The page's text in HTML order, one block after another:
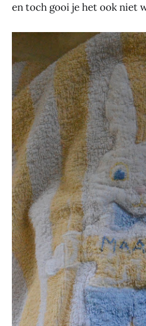
en toch gooi je het ook niet